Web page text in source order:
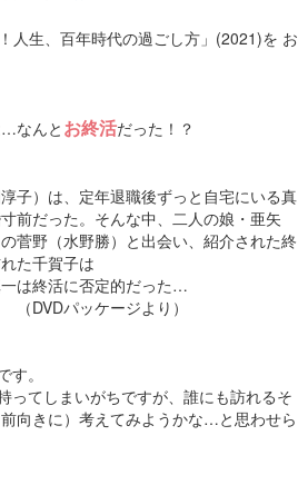
生、百年時代の過ごし方」(2021)を お
なんとお終活だった！？
子）は、定年退職後ずっと自宅にいる真
前だった。そんな中、二人の娘・亜矢
菅野（水野勝）と出会い、紹介された終
た千賀子は
一は終活に否定的だった…
ジより）
す。
ってしまいがちですが、誰にも訪れるそ
向きに）考えてみようかな…と思わせら